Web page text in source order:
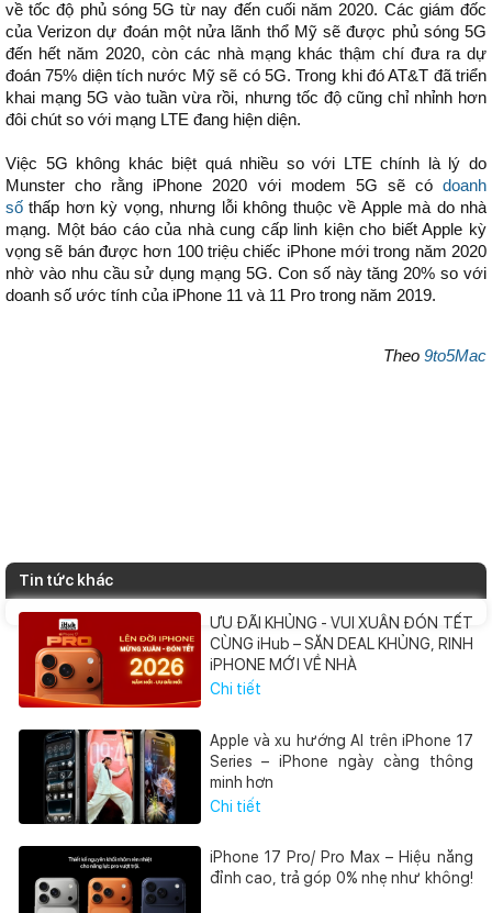
về tốc độ phủ sóng 5G từ nay đến cuối năm 2020. Các giám đốc
của Verizon dự đoán một nửa lãnh thổ Mỹ sẽ được phủ sóng 5G
đến hết năm 2020, còn các nhà mạng khác thậm chí đưa ra dự
đoán 75% diện tích nước Mỹ sẽ có 5G. Trong khi đó AT&T đã triển
khai mạng 5G vào tuần vừa rồi, nhưng tốc độ cũng chỉ nhỉnh hơn
đôi chút so với mạng LTE đang hiện diện.
Việc 5G không khác biệt quá nhiều so với LTE chính là lý do
Munster cho rằng iPhone 2020 với modem 5G sẽ có doanh
số thấp hơn kỳ vọng, nhưng lỗi không thuộc về Apple mà do nhà
mạng. Một báo cáo của nhà cung cấp linh kiện cho biết Apple kỳ
vọng sẽ bán được hơn 100 triệu chiếc iPhone mới trong năm 2020
nhờ vào nhu cầu sử dụng mạng 5G. Con số này tăng 20% so với
doanh số ước tính của iPhone 11 và 11 Pro trong năm 2019.
Theo 9to5Mac
Tin tức khác
ƯU ĐÃI KHỦNG - VUI XUÂN ĐÓN TẾT
CÙNG iHub – SĂN DEAL KHỦNG, RINH
iPHONE MỚI VỀ NHÀ
Chi tiết
Apple và xu hướng AI trên iPhone 17
Series – iPhone ngày càng thông
minh hơn
Chi tiết
iPhone 17 Pro/ Pro Max – Hiệu năng
đỉnh cao, trả góp 0% nhẹ như không!